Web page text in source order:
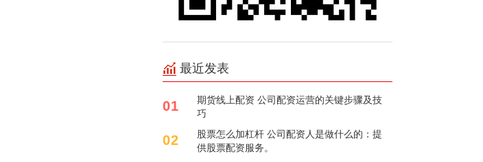
最近发表
01
期货线上配资 公司配资运营的关键步骤及技
巧
02
股票怎么加杠杆 公司配资人是做什么的：提
供股票配资服务。